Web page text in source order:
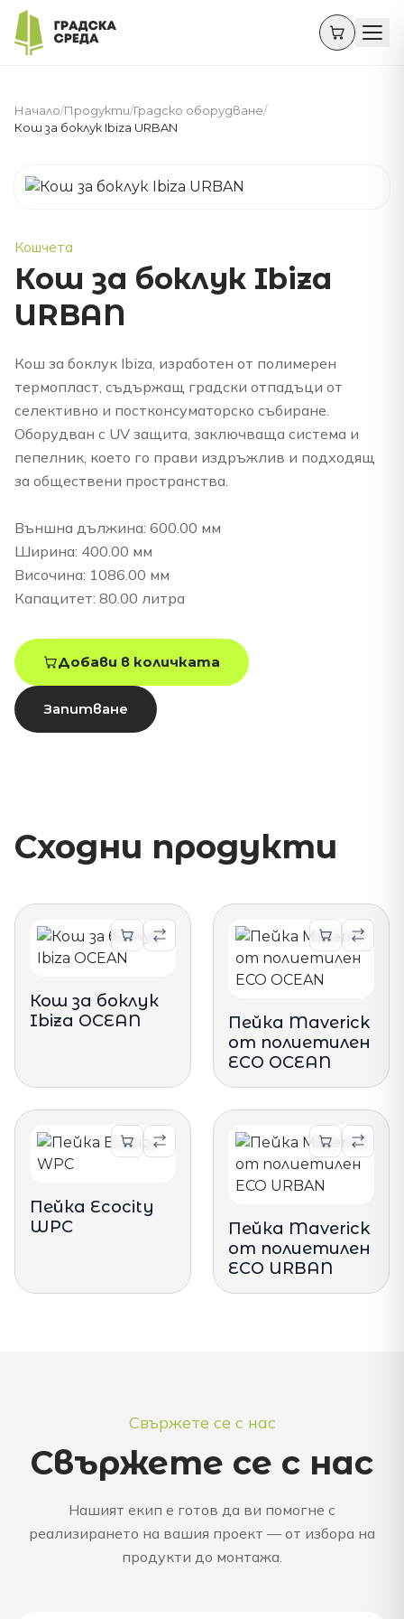
Начало/Продукти/Градско оборудване/
Кош за боклук Ibiza URBAN
Кошчета
Кош за боклук Ibiza
URBAN
Кош за боклук Ibiza, изработен от полимерен
термопласт, съдържащ градски отпадъци от
селективно и постконсуматорско събиране.
Оборудван с UV защита, заключваща система и
пепелник, което го прави издръжлив и подходящ
за обществени пространства.
Външна дължина: 600.00 мм
Ширина: 400.00 мм
Височина: 1086.00 мм
Капацитет: 80.00 литра
Добави в количката
Запитване
Сходни продукти
Кош за боклук
Ibiza OCEAN
Пейка Maverick
от полиетилен
ECO OCEAN
Пейка Ecocity
WPC
Пейка Maverick
от полиетилен
ECO URBAN
Свържете се с нас
Свържете се с нас
Нашият екип е готов да ви помогне с
реализирането на вашия проект — от избора на
продукти до монтажа.